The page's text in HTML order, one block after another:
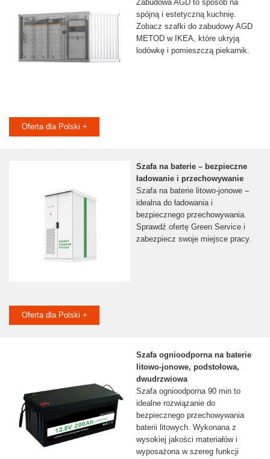
Zabudowa AGD to sposób na
spójną i estetyczną kuchnię.
Zobacz szafki do zabudowy AGD
METOD w IKEA, które ukryją
lodówkę i pomieszczą piekarnik.
Oferta dla Polski +
Szafa na baterie – bezpieczne
ładowanie i przechowywanie
Szafa na baterie litowo-jonowe –
idealna do ładowania i
bezpiecznego przechowywania.
Sprawdź ofertę Green Service i
zabezpiecz swoje miejsce pracy.
Oferta dla Polski +
Szafa ognioodporna na baterie
litowo-jonowe, podstołowa,
dwudrzwiowa
Szafa ognioodporna 90 min to
idealne rozwiązanie do
bezpiecznego przechowywania
baterii litowych. Wykonana z
wysokiej jakości materiałów i
wyposażona w szereg funkcji